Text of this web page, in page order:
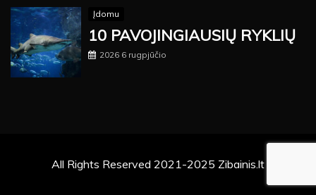
Įdomu
10 PAVOJINGIAUSIŲ RYKLIŲ
2026 6 rugpjūčio
All Rights Reserved 2021-2025 Zibainis.lt